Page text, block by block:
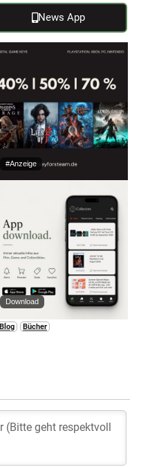
News App
#Anzeige
Download
Blog Bücher